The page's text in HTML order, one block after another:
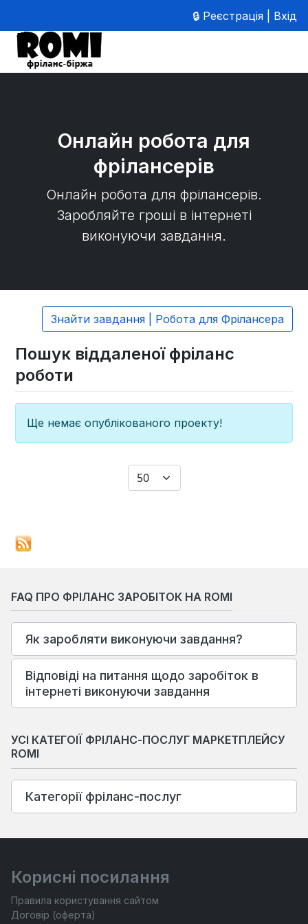
🔒 Реєстрація | Вхід
Онлайн робота для
фрілансерів
Онлайн робота для фрілансерів.
Заробляйте гроші в інтернеті
виконуючи завдання.
Знайти завдання | Робота для Фрілансера
Пошук віддаленої фріланс
роботи
Ще немає опублікованого проекту!
Показувати
FAQ ПРО ФРІЛАНС ЗАРОБІТОК НА ROMI
Як заробляти виконуючи завдання?
Відповіді на питання щодо заробіток в
інтернеті виконуючи завдання
УСІ КАТЕГОІЇ ФРІЛАНС-ПОСЛУГ МАРКЕТПЛЕЙСУ
ROMI
Категорії фріланс-послуг
Корисні посилання
Правила користування сайтом
Договір (оферта)